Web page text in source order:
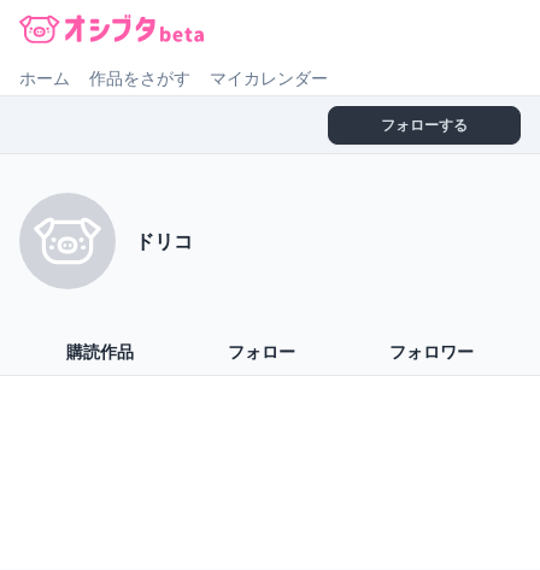
ホーム 作品をさがす マイカレンダー
フォローする
ドリコ
購読作品 フォロー フォロワー